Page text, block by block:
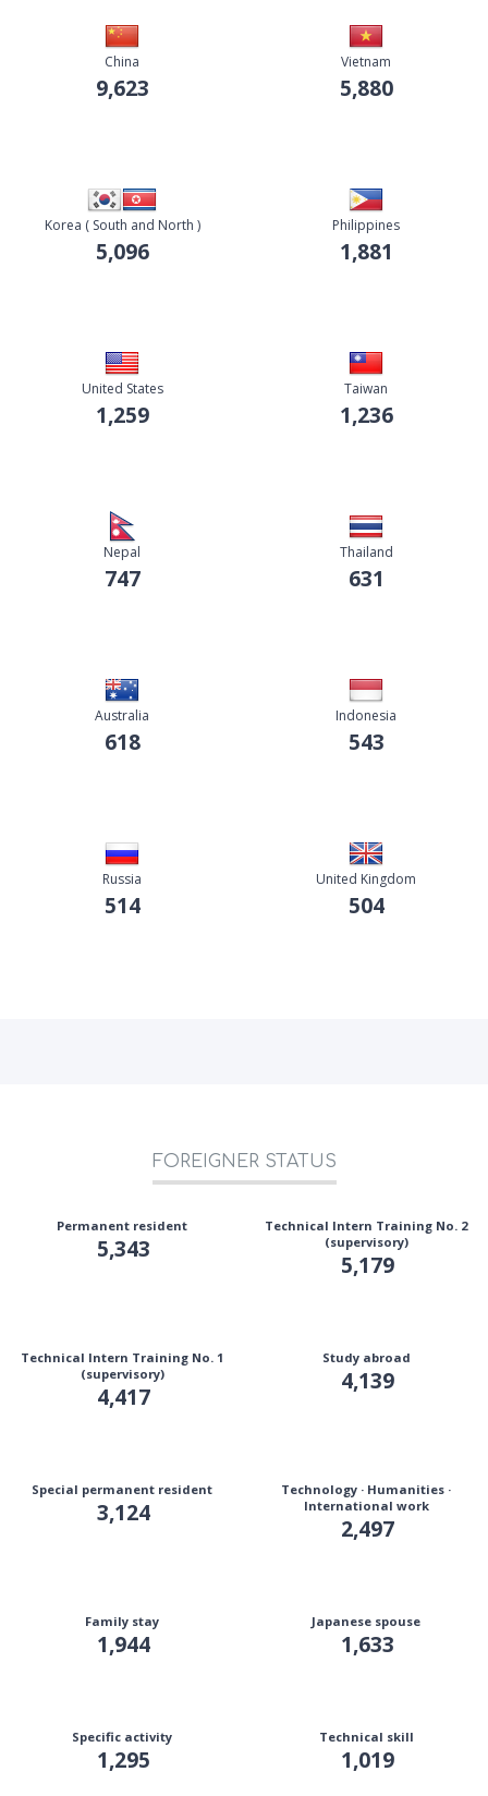
China
9,623
Vietnam
5,880
Korea ( South and North )
5,096
Philippines
1,881
United States
1,259
Taiwan
1,236
Nepal
747
Thailand
631
Australia
618
Indonesia
543
Russia
514
United Kingdom
504
FOREIGNER STATUS
Permanent resident
5,343
Technical Intern Training No. 2
(supervisory)
5,179
Technical Intern Training No. 1
(supervisory)
4,417
Study abroad
4,139
Special permanent resident
3,124
Technology · Humanities ·
International work
2,497
Family stay
1,944
Japanese spouse
1,633
Specific activity
1,295
Technical skill
1,019